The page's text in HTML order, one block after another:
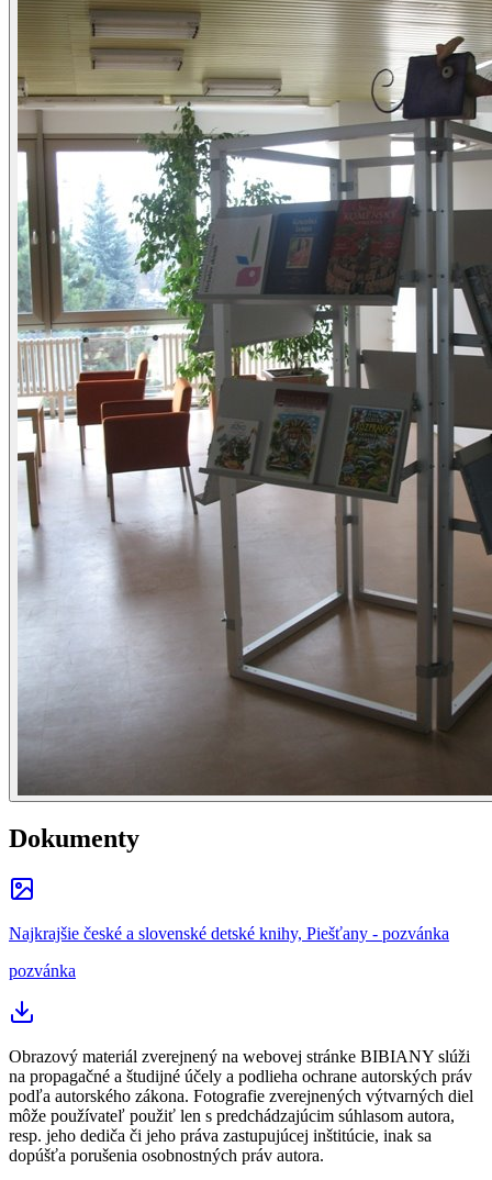
Dokumenty
Najkrajšie české a slovenské detské knihy, Piešťany - pozvánka
pozvánka
Obrazový materiál zverejnený na webovej stránke BIBIANY slúži
na propagačné a študijné účely a podlieha ochrane autorských práv
podľa autorského zákona. Fotografie zverejnených výtvarných diel
môže používateľ použiť len s predchádzajúcim súhlasom autora,
resp. jeho dediča či jeho práva zastupujúcej inštitúcie, inak sa
dopúšťa porušenia osobnostných práv autora.